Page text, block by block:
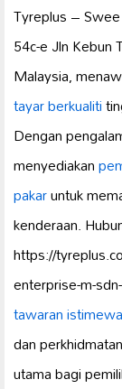
Tyreplus –
54c-e Jln Kebun
Malaysia,
tayar berkualiti
Dengan
menyediakan
pakaruntuk
kenderaan.
https://
enterprise-m-
tawaran istimewa
dan
utama bagi